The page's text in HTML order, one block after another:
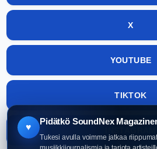
X
YOUTUBE
TIKTOK
♥
Pidätkö SoundNex
Tukesi avulla voimme jatkaa